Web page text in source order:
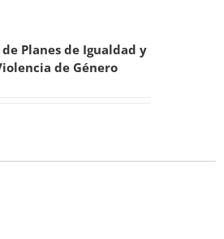
de Planes de Igualdad y
de Género